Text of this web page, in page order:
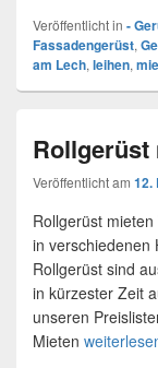
Veröffentlicht in -
Fassadengerüst,
am Lech, leihen,
Rollgerüst
Veröffentlicht am 12.
Rollgerüst
in verschiedenen
Rollgerüst sind
in kürzester Zeit
unseren
Mieten